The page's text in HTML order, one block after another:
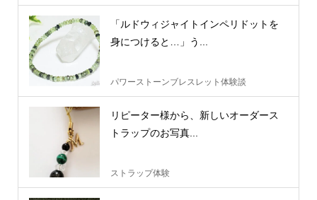
「ルドウィジャイトインペリドットを
身につけると…」う...
パワーストーンブレスレット体験談
リピーター様から、新しいオーダース
トラップのお写真...
ストラップ体験